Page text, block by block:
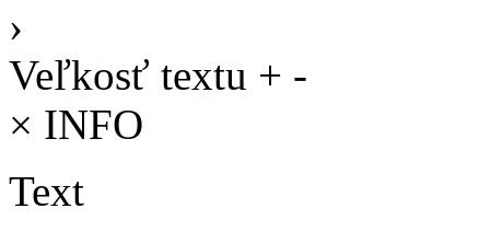
›
Veľkosť textu + -
× INFO
Text